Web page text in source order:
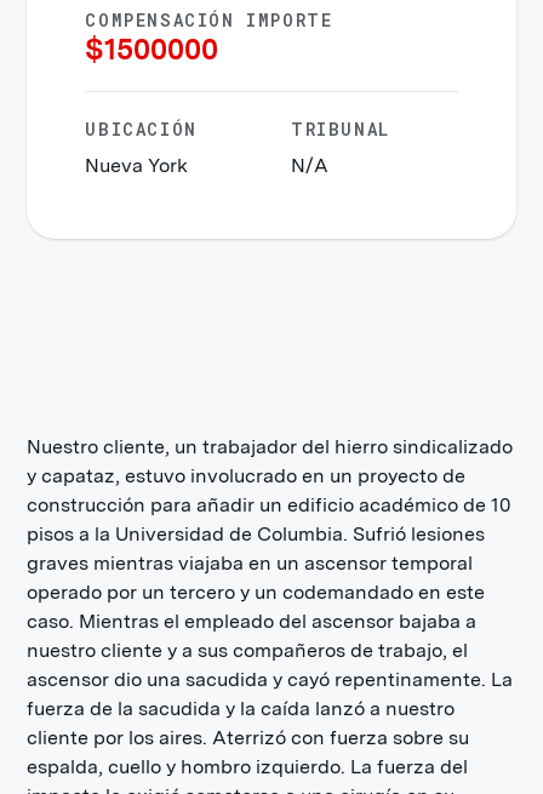
COMPENSACIÓN IMPORTE
$1500000
UBICACIÓN
Nueva York
TRIBUNAL
N/A
Nuestro cliente, un trabajador del hierro sindicalizado
y capataz, estuvo involucrado en un proyecto de
construcción para añadir un edificio académico de 10
pisos a la Universidad de Columbia. Sufrió lesiones
graves mientras viajaba en un ascensor temporal
operado por un tercero y un codemandado en este
caso. Mientras el empleado del ascensor bajaba a
nuestro cliente y a sus compañeros de trabajo, el
ascensor dio una sacudida y cayó repentinamente. La
fuerza de la sacudida y la caída lanzó a nuestro
cliente por los aires. Aterrizó con fuerza sobre su
espalda, cuello y hombro izquierdo. La fuerza del